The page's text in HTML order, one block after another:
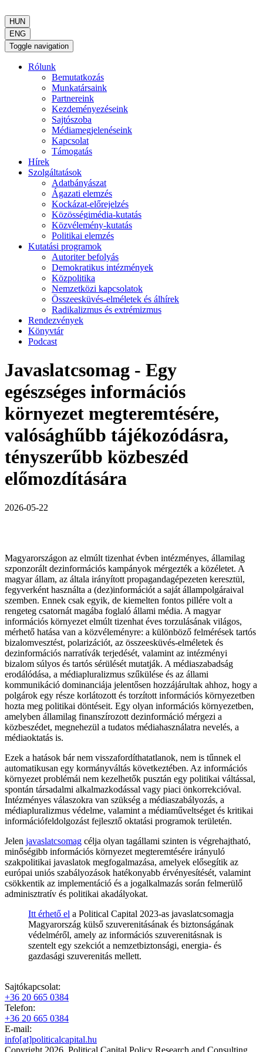
HUN
ENG
Toggle navigation
Rólunk
Bemutatkozás
Munkatársaink
Partnereink
Kezdeményezéseink
Sajtószoba
Médiamegjelenéseink
Kapcsolat
Támogatás
Hírek
Szolgáltatások
Adatbányászat
Ágazati elemzés
Kockázat-előrejelzés
Közösségimédia-kutatás
Közvélemény-kutatás
Politikai elemzés
Kutatási programok
Autoriter befolyás
Demokratikus intézmények
Közpolitika
Nemzetközi kapcsolatok
Összeesküvés-elméletek és álhírek
Radikalizmus és extrémizmus
Rendezvények
Könyvtár
Podcast
Javaslatcsomag - Egy
egészséges információs
környezet megteremtésére,
valósághűbb tájékozódásra,
tényszerűbb közbeszéd
előmozdítására
2026-05-22
Magyarországon az elmúlt tizenhat évben intézményes, államilag
szponzorált dezinformációs kampányok mérgezték a közéletet. A
magyar állam, az általa irányított propagandagépezeten keresztül,
fegyverként használta a (dez)információt a saját állampolgáraival
szemben. Ennek csak egyik, de kiemelten fontos pillére volt a
rengeteg csatornát magába foglaló állami média. A magyar
információs környezet elmúlt tizenhat éves torzulásának világos,
mérhető hatása van a közvéleményre: a különböző felmérések tartós
bizalomvesztést, polarizációt, az összeesküvés-elméletek és
dezinformációs narratívák terjedését, valamint az intézményi
bizalom súlyos és tartós sérülését mutatják. A médiaszabadság
erodálódása, a médiapluralizmus szűkülése és az állami
kommunikáció dominanciája jelentősen hozzájárultak ahhoz, hogy a
polgárok egy része korlátozott és torzított információs környezetben
hozta meg politikai döntéseit. Egy olyan információs környezetben,
amelyben államilag finanszírozott dezinformáció mérgezi a
közbeszédet, megnehezül a tudatos médiahasználatra nevelés, a
médiaoktatás is.
Ezek a hatások bár nem visszafordíthatatlanok, nem is tűnnek el
automatikusan egy kormányváltás következtében. Az információs
környezet problémái nem kezelhetők pusztán egy politikai váltással,
spontán társadalmi alkalmazkodással vagy piaci önkorrekcióval.
Intézményes válaszokra van szükség a médiaszabályozás, a
médiapluralizmus védelme, valamint a médiaműveltséget és kritikai
információfeldolgozást fejlesztő oktatási programok területén.
Jelen javaslatcsomag célja olyan tagállami szinten is végrehajtható,
minőségibb információs környezet megteremtésére irányuló
szakpolitikai javaslatok megfogalmazása, amelyek elősegítik az
európai uniós szabályozások hatékonyabb érvényesítését, valamint
csökkentik az implementáció és a jogalkalmazás során felmerülő
adminisztratív és politikai akadályokat.
Itt érhető el a Political Capital 2023-as javaslatcsomagja
Magyarország külső szuverenitásának és biztonságának
védelméről, amely az információs szuverenitásnak is
szentelt egy szekciót a nemzetbiztonsági, energia- és
gazdasági szuverenitás mellett.
Sajtókapcsolat:
+36 20 665 0384
Telefon:
+36 20 665 0384
E-mail:
info[at]politicalcapital.hu
Copyright 2026. Political Capital Policy Research and Consulting